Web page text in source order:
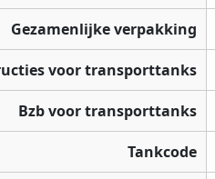
Gezamenlijke verpakking
voor transporttanks
Bzb voor transporttanks
Tankcode